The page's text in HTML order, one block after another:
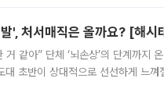
', 처서매직은 올까요? [해시
거 같아” 단체 ‘뇌손상’의 단계까
초반이 상대적으로 선선하게 느